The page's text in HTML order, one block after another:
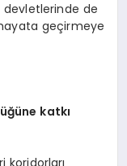
devletlerinde de
geçirmeye
katkı
koridorları